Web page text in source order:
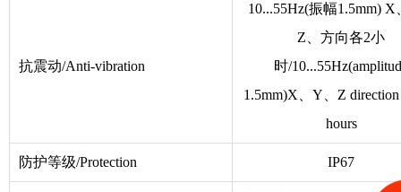
抗震动/Anti-vibration
10...55Hz(振幅1.5mm)
Z、方向各2小
时/
1.5mm)X、Y、Z direction
hours
防护等级/Protection IP67